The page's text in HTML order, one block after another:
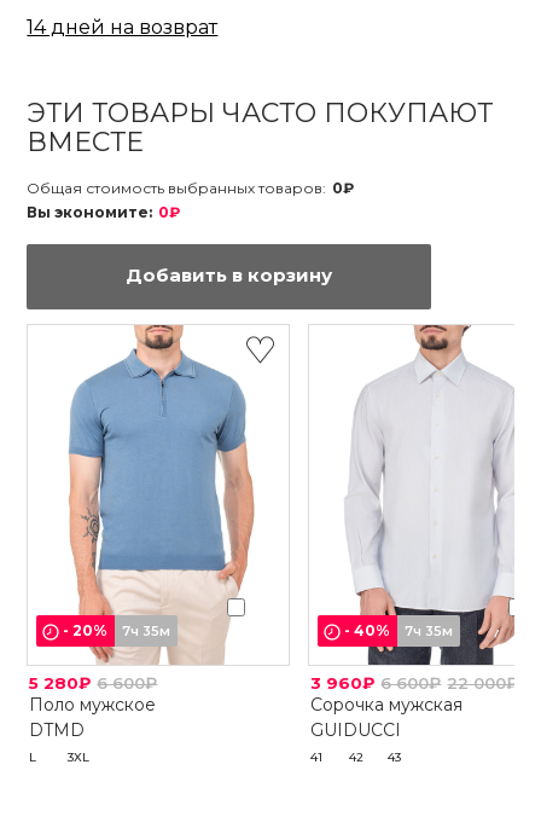
14 дней на возврат
ЭТИ ТОВАРЫ ЧАСТО ПОКУПАЮТ
ВМЕСТЕ
Общая стоимость выбранных товаров: 0₽
Вы экономите: 0₽
Добавить в корзину
-20% 7ч 35м
5 280₽ 6 600₽
Поло мужское
DTMD
L 3XL
-40% 7ч 35м
3 960₽ 6 600₽ 22 000₽
Сорочка мужская
GUIDUCCI
41 42 43